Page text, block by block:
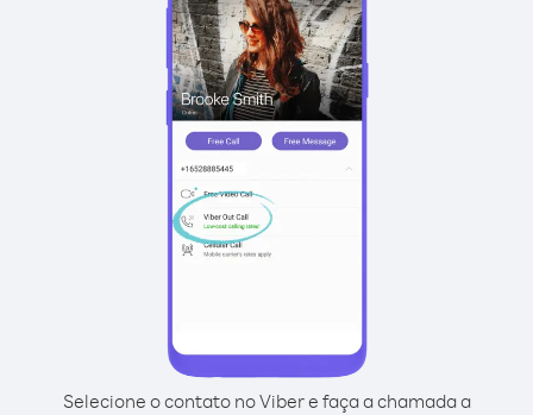
Selecione o contato no Viber e faça a chamada a